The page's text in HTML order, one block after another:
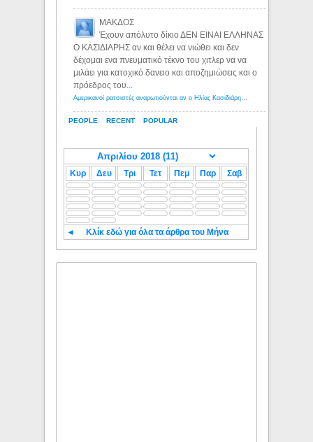
PEOPLE RECENT POPULAR
ΜΑΚΔΟΣ
Έχουν απόλυτο δίκιο ΔΕΝ ΕΙΝΑΙ ΕΛΛΗΝΑΣ
Ο ΚΑΣΙΔΙΑΡΗΣ αν και θέλει να νιώθει και δεν
δέχομαι ενα πνευματικό τέκνο του χιτλερ να να
μιλάει για κατοχικό δανειο και αποζημιώσεις και ο
πρόεδρος του...
Αμερικανοί ρατσιστές αναρωτιούνται αν ο Ηλίας Κασιδιάρης ανήκει στη λευκή φυλή... - Λόγιος Ερμής
Κυρ Δευ Τρι Τετ Πεμ Παρ Σαβ
◄ Κλίκ εδώ για όλα τα άρθρα του Μήνα